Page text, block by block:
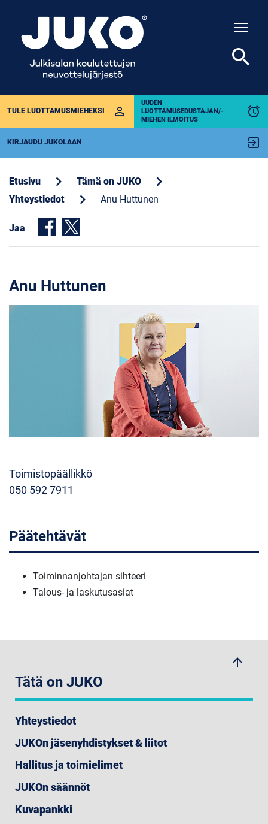
TULE LUOTTAMUSMIEHEKSI perm_identity
UUDEN
LUOTTAMUSEDUSTAJAN/-
MIEHEN ILMOITUS
alarm
KIRJAUDU JUKOLAAN exit_to_app
search
Etusivu chevron_right Tämä on JUKO chevron_right
Yhteystiedot chevron_right Anu Huttunen
Jaa
Anu Huttunen
Toimistopäällikkö
050 592 7911
Päätehtävät
Toiminnanjohtajan sihteeri
Talous- ja laskutusasiat
arrow_upwards
Tätä on JUKO
Yhteystiedot
JUKOn jäsenyhdistykset & liitot
Hallitus ja toimielimet
JUKOn säännöt
Kuvapankki